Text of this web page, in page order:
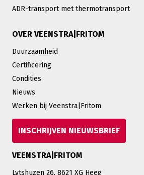
ADR-transport met thermotransport
OVER VEENSTRA|FRITOM
Duurzaamheid
Certificering
Condities
Nieuws
Werken bij Veenstra|Fritom
INSCHRIJVEN NIEUWSBRIEF
VEENSTRA|FRITOM
Lytshuzen 26, 8621 XG Heeg